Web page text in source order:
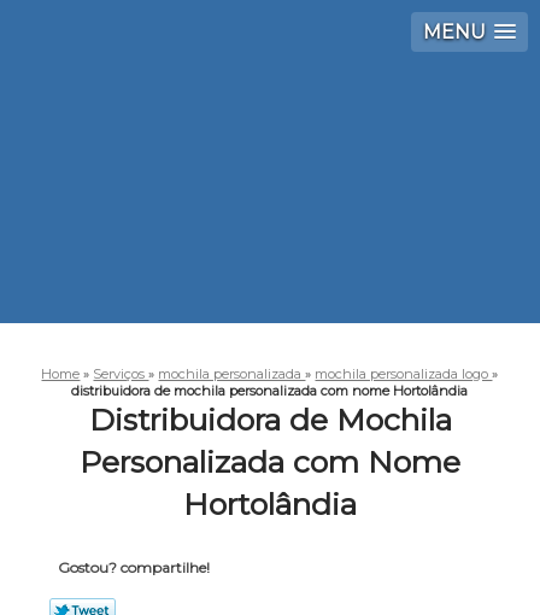
MENU
Home » Serviços» mochila personalizada» mochila personalizada logo»
distribuidora de mochila personalizada com nome Hortolândia
Distribuidora de Mochila
Personalizada com Nome
Hortolândia
Gostou? compartilhe!